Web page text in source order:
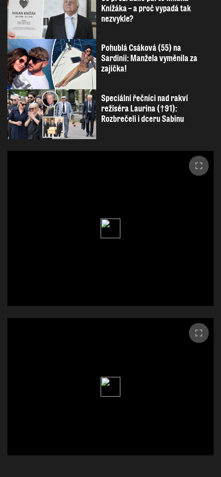
Knížáka – a proč vypadá tak
nezvykle?
Pohublá Csáková (55) na
Sardinii: Manžela vyměnila za
zajíčka!
Speciální řečníci nad rakví
režiséra Laurina (†91):
Rozbrečeli i dceru Sabinu